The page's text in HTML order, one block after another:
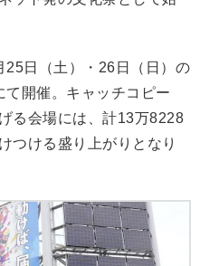
日（土）・26日（日）の
開催。キャッチコピー
る会場には、計13万8228
つける盛り上がりとなり